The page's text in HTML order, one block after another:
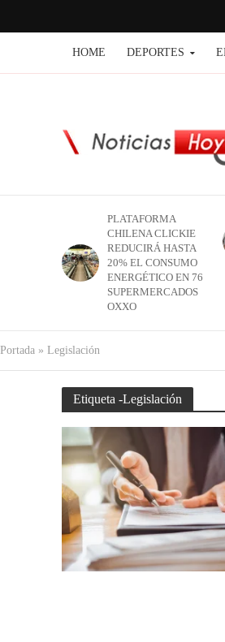
HOME DEPORTES
PLATAFORMA
CHILENA CLICKIE
REDUCIRÁ HASTA
20% EL CONSUMO
ENERGÉTICO EN 76
SUPERMERCADOS
OXXO
Portada » Legislación
Etiqueta -Legislación